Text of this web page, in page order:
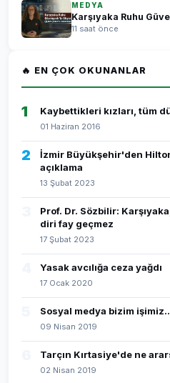
MEDYA
Karşıyaka Ruhu
11 saat önce
🔥 EN ÇOK OKUNANLAR
1 Kaybettikleri kızları, tüm
01 Haziran 2016
2
İzmir Büyükşehir'den
açıklama
13 Şubat 2023
Prof. Dr. Sözbilir:
diri fay geçmez
17 Şubat 2023
Yasak avcılığa ceza yağdı
17 Ocak 2020
Sosyal medya bizim
09 Nisan 2019
Tarçın Kırtasiye'de ne
02 Nisan 2019